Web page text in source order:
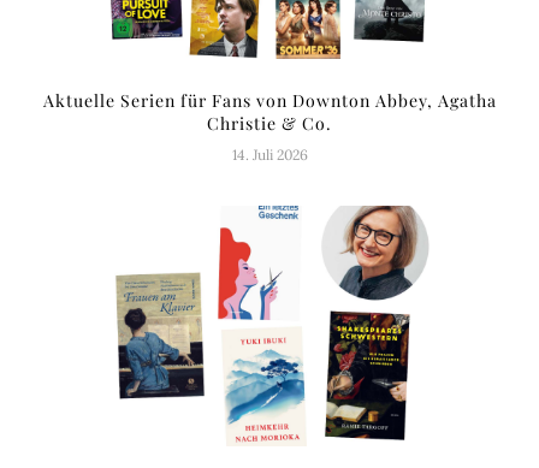
Aktuelle Serien für Fans von Downton Abbey, Agatha
Christie & Co.
14. Juli 2026